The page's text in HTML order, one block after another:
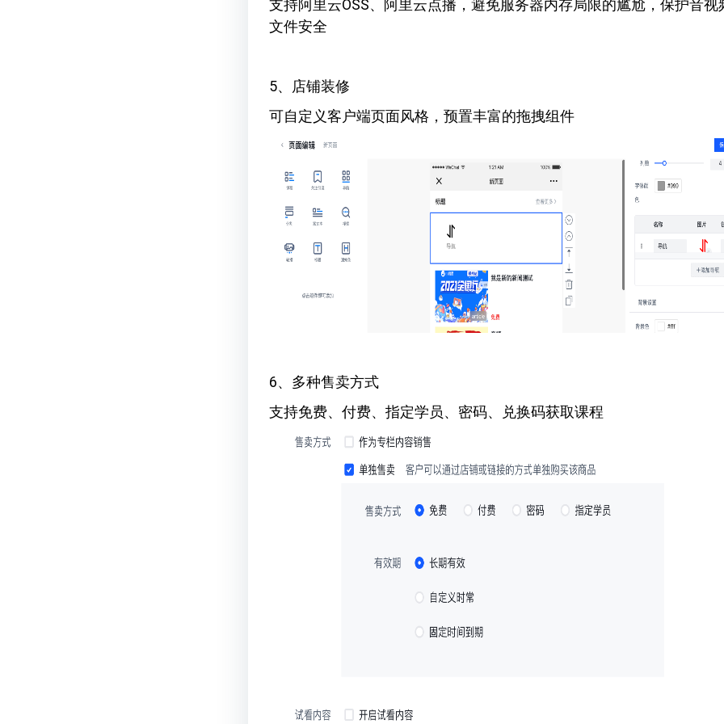
支持阿里云OSS、阿里云点播，避免服务器内存局限的尴尬，保护音视
文件安全
5、店铺装修
可自定义客户端页面风格，预置丰富的拖拽组件
6、多种售卖方式
支持免费、付费、指定学员、密码、兑换码获取课程